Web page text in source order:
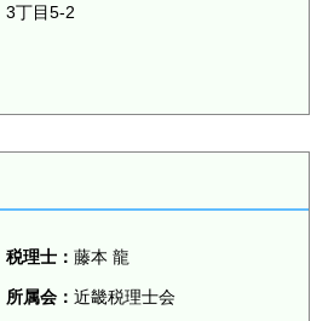
3丁目5-2
税理士：藤本 龍
所属会：近畿税理士会